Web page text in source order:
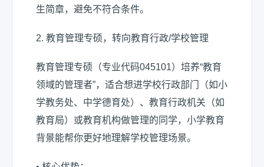
生简章，避免不符合条件。
2. 教育管理专硕，转向教育行政/学校管理
教育管理专硕（专业代码045101）培养“教育
领域的管理者”，适合想进学校行政部门（如小
学教务处、中学德育处）、教育行政机关（如
教育局）或教育机构做管理的同学，小学教育
背景能帮你更好地理解学校管理场景。